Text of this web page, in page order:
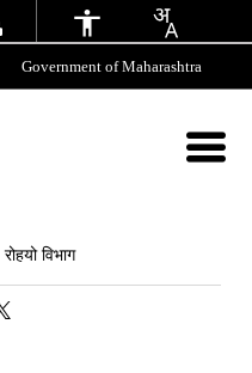
Government of Maharashtra
रोहयो विभाग